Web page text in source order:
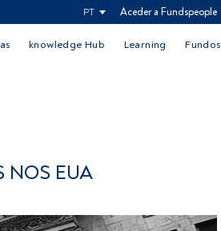
PT Aceder a Fundspeople
knowledge Hub Learning Fundos
NOS EUA